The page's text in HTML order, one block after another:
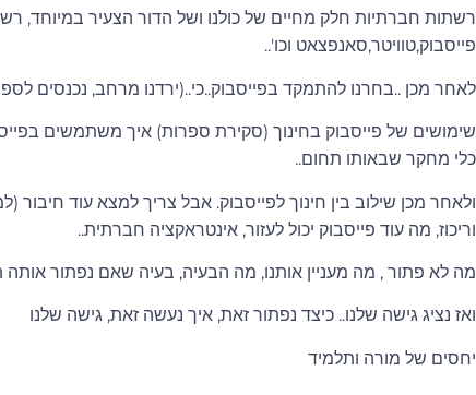
רשתות חברתיות חלק מחיים של כולנו ושל הדור הצעיר במיוחד,
פייסבוק,טוויטר,סאנפצאט וכו'..
לאחר מכן ..בחרנו להתמקד בפייסבוק..כי..(ירדנו מרחב, נכנסים
שימושים של פייסבוק בחינוך (סקירת ספרות) איך משתמשים
כלי מחקר שבאותו תחום..
ולאחר מכן שילוב בין חינוך לפייסבוק. אבל צריך למצא עוד חיבור
וריכוז, מה עוד פייסבוק יכול לעזור, אינטראקציה חברתית..
מה לא פתור , מה מעניין אותנו, מה הבעיה, בעיה שאם נפתור
ואז נציג גישה שלנו.. כיצד נפתור זאת, איך נעשה זאת, גישה שלנו
יחסים של מורה ותלמיד